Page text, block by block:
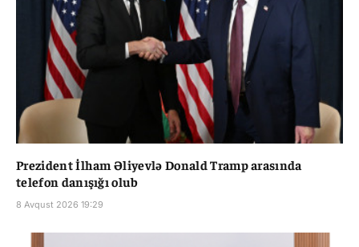
Prezident İlham Əliyevlə Donald Tramp arasında
telefon danışığı olub
8 Avqust 2026 19:29